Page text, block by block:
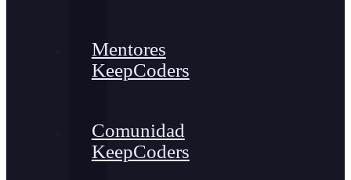
Mentores
KeepCoders
Comunidad
KeepCoders